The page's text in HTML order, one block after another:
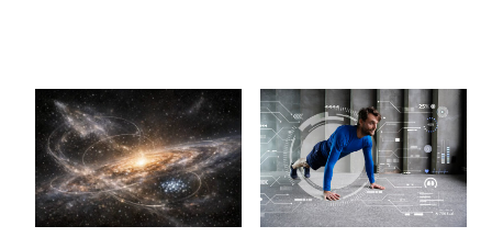
12 Ordibehesht 1405 - 16:03
12 Ordibehesht 1405 - 16:01